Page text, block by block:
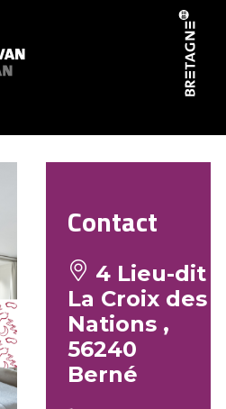
Contact
4 Lieu-dit
La Croix des
Nations ,
56240
Berné